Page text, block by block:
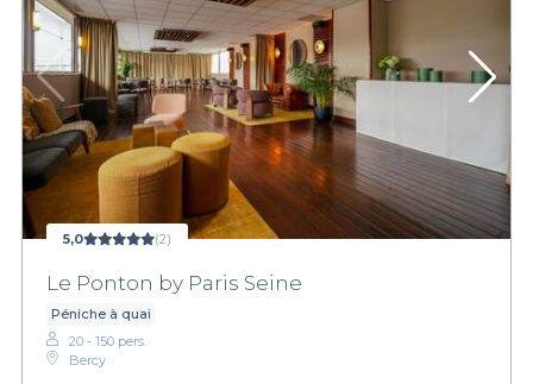
5,0 (2)
Le Ponton by Paris Seine
Péniche à quai
20 - 150 pers.
Bercy